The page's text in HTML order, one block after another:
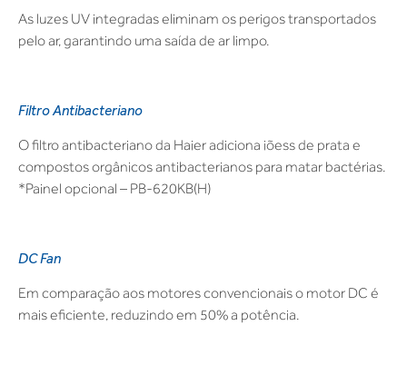
As luzes UV integradas eliminam os perigos transportados
pelo ar, garantindo uma saída de ar limpo.
Filtro Antibacteriano
O filtro antibacteriano da Haier adiciona iõess de prata e
compostos orgânicos antibacterianos para matar bactérias.
*Painel opcional – PB-620KB(H)
DC Fan
Em comparação aos motores convencionais o motor DC é
mais eficiente, reduzindo em 50% a potência.